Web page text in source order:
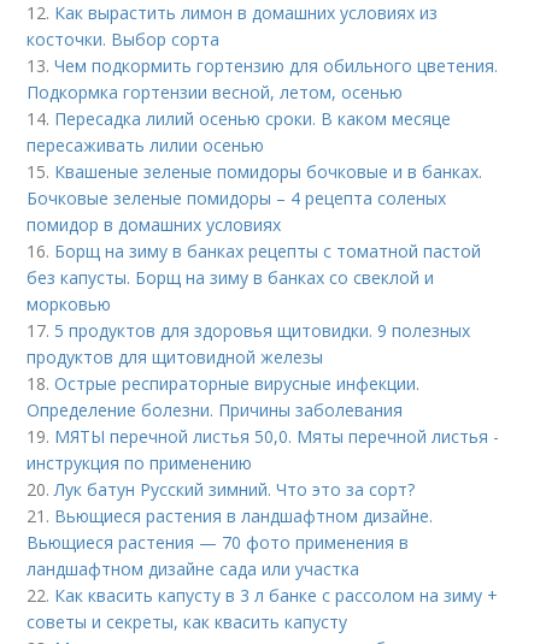
12. Как вырастить лимон в домашних условиях из
косточки. Выбор сорта
13.Чем подкормить гортензию для обильного цветения.
Подкормка гортензии весной, летом, осенью
14. Пересадка лилий осенью сроки. В каком месяце
пересаживать лилии осенью
15. Квашеные зеленые помидоры бочковые и в банках.
Бочковые зеленые помидоры – 4 рецепта соленых
помидор в домашних условиях
16. Борщ на зиму в банках рецепты с томатной пастой
без капусты. Борщ на зиму в банках со свеклой и
морковью
17. 5 продуктов для здоровья щитовидки. 9 полезных
продуктов для щитовидной железы
18.Острые респираторные вирусные инфекции.
Определение болезни. Причины заболевания
19. МЯТЫ перечной листья 50,0. Мяты перечной листья -
инструкция по применению
20.Лук батун Русский зимний. Что это за сорт?
21. Вьющиеся растения в ландшафтном дизайне.
Вьющиеся растения — 70 фото применения в
ландшафтном дизайне сада или участка
22. Как квасить капусту в 3 л банке с рассолом на зиму +
советы и секреты, как квасить капусту